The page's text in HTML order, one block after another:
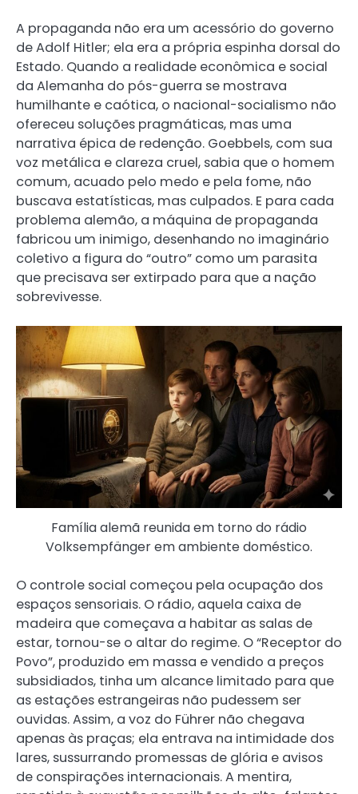
A propaganda não era um acessório do governo
de Adolf Hitler; ela era a própria espinha dorsal do
Estado. Quando a realidade econômica e social
da Alemanha do pós-guerra se mostrava
humilhante e caótica, o nacional-socialismo não
ofereceu soluções pragmáticas, mas uma
narrativa épica de redenção. Goebbels, com sua
voz metálica e clareza cruel, sabia que o homem
comum, acuado pelo medo e pela fome, não
buscava estatísticas, mas culpados. E para cada
problema alemão, a máquina de propaganda
fabricou um inimigo, desenhando no imaginário
coletivo a figura do “outro” como um parasita
que precisava ser extirpado para que a nação
sobrevivesse.
Família alemã reunida em torno do rádio
Volksempfänger em ambiente doméstico.
O controle social começou pela ocupação dos
espaços sensoriais. O rádio, aquela caixa de
madeira que começava a habitar as salas de
estar, tornou-se o altar do regime. O “Receptor do
Povo”, produzido em massa e vendido a preços
subsidiados, tinha um alcance limitado para que
as estações estrangeiras não pudessem ser
ouvidas. Assim, a voz do Führer não chegava
apenas às praças; ela entrava na intimidade dos
lares, sussurrando promessas de glória e avisos
de conspirações internacionais. A mentira,